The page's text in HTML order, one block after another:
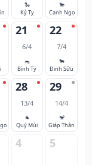
🐍
Kỷ Tỵ
🐎
Canh Ngọ
21
6/4
🐀
Bính Tý
22
7/4
🐂
Đinh Sửu
28
13/4
🐐
Quý Mùi
29
14/4
🐒
Giáp Thân
4 5